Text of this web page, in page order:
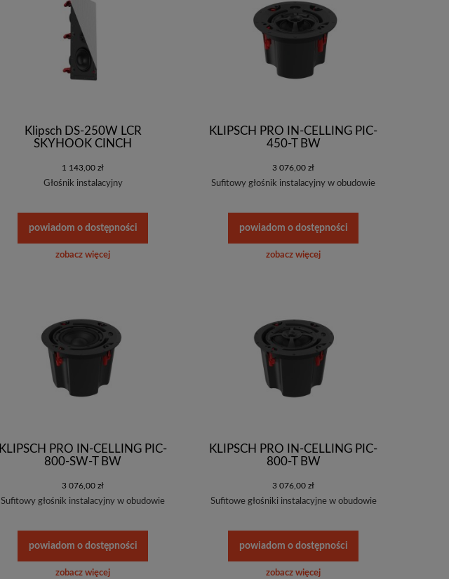
Klipsch DS-250W LCR
SKYHOOK CINCH
1 143,00 zł
Głośnik instalacyjny
powiadom o dostępności
zobacz więcej
KLIPSCH PRO IN-CELLING PIC-
450-T BW
3 076,00 zł
Sufitowy głośnik instalacyjny w obudowie
powiadom o dostępności
zobacz więcej
KLIPSCH PRO IN-CELLING PIC-
800-SW-T BW
3 076,00 zł
Sufitowy głośnik instalacyjny w obudowie
powiadom o dostępności
zobacz więcej
KLIPSCH PRO IN-CELLING PIC-
800-T BW
3 076,00 zł
Sufitowe głośniki instalacyjne w obudowie
powiadom o dostępności
zobacz więcej